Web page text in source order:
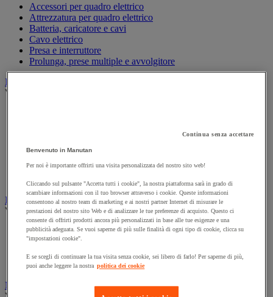
Accessori per quadro elettrico
Attrezzatura per quadro elettrico
Batteria, caricatore e cavi
Cavo elettrico
Presa e interruttore
Prolunga, prese multiple e avvolgitore
Illuminazione
Vedi tutte le categorie
Lampada portatile
Proiettore da cantiere
Torcia
Ingrassaggio e lubrificazione
Vedi tutte le categorie
Anti-aderente
Attrezzi per lubrificazione
Grasso e olio
Lubrificante e sbloccante
Marcatura
Continua senza accettare
Benvenuto in Manutan
Per noi è importante offrirti una visita personalizzata del nostro sito web!
Cliccando sul pulsante "Accetta tutti i cookie", la nostra piattaforma sarà in grado di
scambiare informazioni con il tuo browser attraverso i cookie. Queste informazioni
consentono al nostro team di marketing e ai nostri partner Internet di misurare le
prestazioni del nostro sito Web e di analizzare le tue preferenze di acquisto. Questo ci
consente di offrirti prodotti ancora più personalizzati in base alle tue esigenze e una
pubblicità adeguata. Se vuoi saperne di più sulle finalità di ogni tipo di cookie, clicca su
"impostazioni cookie".
E se scegli di continuare la tua visita senza cookie, sei libero di farlo! Per saperne di più,
puoi anche leggere la nostra politica dei cookie